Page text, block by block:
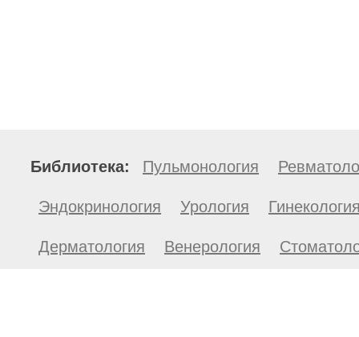
Библиотека: Пульмонология
Эндокринология Урология
Дерматология Венерология